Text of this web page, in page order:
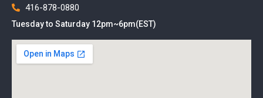
416-878-0880
Tuesday to Saturday 12pm~6pm(EST)